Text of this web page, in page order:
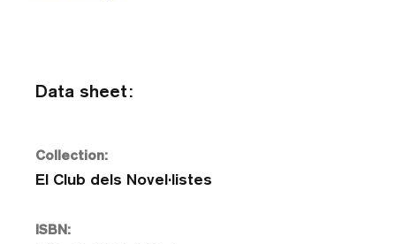
Data sheet:
Collection:
El Club dels Novel·listes
ISBN: